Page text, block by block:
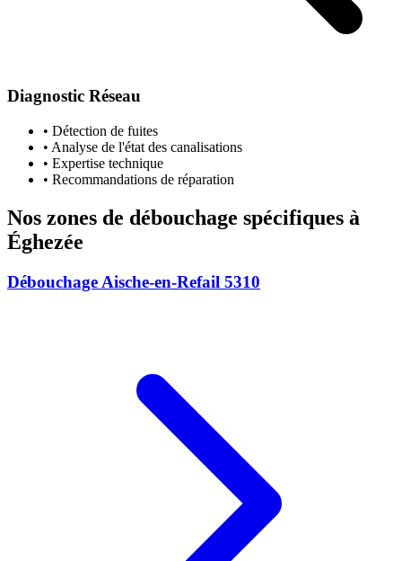
Diagnostic Réseau
• Détection de fuites
• Analyse de l'état des canalisations
• Expertise technique
• Recommandations de réparation
Nos zones de débouchage spécifiques à
Éghezée
Débouchage Aische-en-Refail 5310